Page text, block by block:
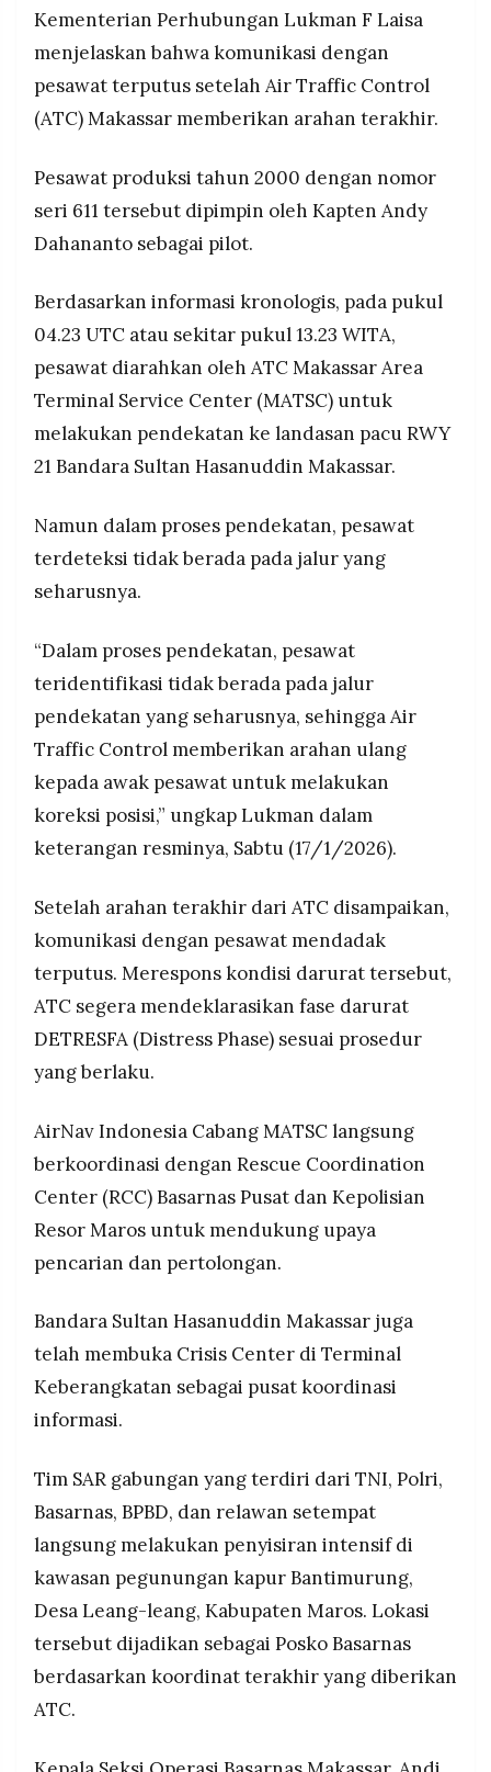
PT.
RESOLUSI
PRAMUDITA
Kementerian Perhubungan Lukman F Laisa
menjelaskan bahwa komunikasi dengan
pesawat terputus setelah Air Traffic Control
(ATC) Makassar memberikan arahan terakhir.
Pesawat produksi tahun 2000 dengan nomor
seri 611 tersebut dipimpin oleh Kapten Andy
Dahananto sebagai pilot.
Berdasarkan informasi kronologis, pada pukul
04.23 UTC atau sekitar pukul 13.23 WITA,
pesawat diarahkan oleh ATC Makassar Area
Terminal Service Center (MATSC) untuk
melakukan pendekatan ke landasan pacu RWY
21 Bandara Sultan Hasanuddin Makassar.
Namun dalam proses pendekatan, pesawat
terdeteksi tidak berada pada jalur yang
seharusnya.
“Dalam proses pendekatan, pesawat
teridentifikasi tidak berada pada jalur
pendekatan yang seharusnya, sehingga Air
Traffic Control memberikan arahan ulang
kepada awak pesawat untuk melakukan
koreksi posisi,” ungkap Lukman dalam
keterangan resminya, Sabtu (17/1/2026).
Setelah arahan terakhir dari ATC disampaikan,
komunikasi dengan pesawat mendadak
terputus. Merespons kondisi darurat tersebut,
ATC segera mendeklarasikan fase darurat
DETRESFA (Distress Phase) sesuai prosedur
yang berlaku.
AirNav Indonesia Cabang MATSC langsung
berkoordinasi dengan Rescue Coordination
Center (RCC) Basarnas Pusat dan Kepolisian
Resor Maros untuk mendukung upaya
pencarian dan pertolongan.
Bandara Sultan Hasanuddin Makassar juga
telah membuka Crisis Center di Terminal
Keberangkatan sebagai pusat koordinasi
informasi.
Tim SAR gabungan yang terdiri dari TNI, Polri,
Basarnas, BPBD, dan relawan setempat
langsung melakukan penyisiran intensif di
kawasan pegunungan kapur Bantimurung,
Desa Leang-leang, Kabupaten Maros. Lokasi
tersebut dijadikan sebagai Posko Basarnas
berdasarkan koordinat terakhir yang diberikan
ATC.